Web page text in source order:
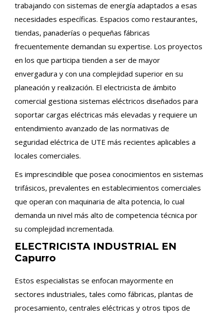
trabajando con sistemas de energía adaptados a esas
necesidades específicas. Espacios como restaurantes,
tiendas, panaderías o pequeñas fábricas
frecuentemente demandan su expertise. Los proyectos
en los que participa tienden a ser de mayor
envergadura y con una complejidad superior en su
planeación y realización. El electricista de ámbito
comercial gestiona sistemas eléctricos diseñados para
soportar cargas eléctricas más elevadas y requiere un
entendimiento avanzado de las normativas de
seguridad eléctrica de UTE más recientes aplicables a
locales comerciales.
Es imprescindible que posea conocimientos en sistemas
trifásicos, prevalentes en establecimientos comerciales
que operan con maquinaria de alta potencia, lo cual
demanda un nivel más alto de competencia técnica por
su complejidad incrementada.
ELECTRICISTA INDUSTRIAL EN
Capurro
Estos especialistas se enfocan mayormente en
sectores industriales, tales como fábricas, plantas de
procesamiento, centrales eléctricas y otros tipos de